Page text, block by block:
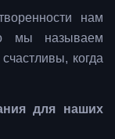
нам
мы называем
когда
для наших